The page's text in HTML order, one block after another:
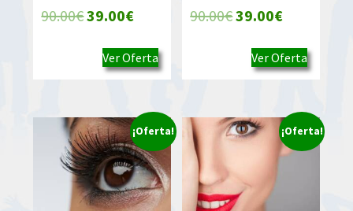
90.00€El
original
era:
39.00€El
actual
39.00€.
Ver Oferta
90.00€El
original
era:
39.00€El
actual
es:
39.00€.
Ver Oferta
¡Oferta! ¡Oferta!